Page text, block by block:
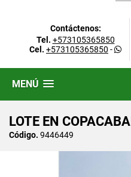
Contáctenos:
Tel. +573105365850
Cel. +573105365850 -
MENÚ
LOTE EN
Código. 9446449